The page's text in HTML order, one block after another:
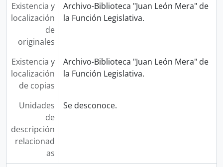
Existencia y
localización
de
originales
Archivo-Biblioteca "Juan León Mera" de
la Función Legislativa.
Existencia y
localización
de copias
Archivo-Biblioteca "Juan León Mera" de
la Función Legislativa.
Unidades
de
descripción
relacionad
as
Se desconoce.